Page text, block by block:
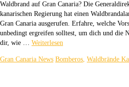
Waldbrand auf Gran Canaria? Die
kanarischen Regierung hat einen
Gran Canaria ausgerufen. Erfahre, welche
unbedingt ergreifen solltest, um dich und die
dir, wie … Weiterlesen
Gran Canaria News Bomberos, Waldbrände